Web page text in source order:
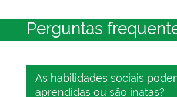
Perguntas
As habilidades sociais
aprendidas ou são inatas?